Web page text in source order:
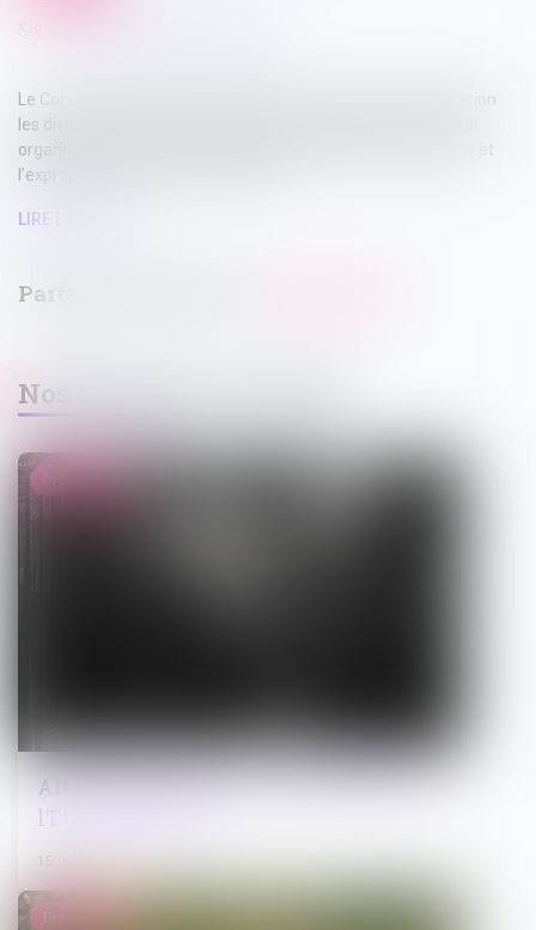
Le Conseil constitutionnel a déclaré conformes à la Constitution
les dispositions du Code général des collectivités territoriales
organisant la procédure de déclaration d’abandon manifeste et
l’expropriation des biens concernés...
LIRE LA SUITE
Nos dernières actualités
Affaire Lyhanna : la responsabilité de
l’État en question
15/06/2026
Droit pénal
Droit public